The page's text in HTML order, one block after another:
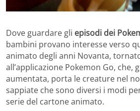
Dove guardare gli episodi dei
bambini provano interesse verso
animato degli anni Novanta,
all’applicazione Pokemon Go, che,
aumentata, porta le creature nel
sappiate che sono diversi i modi
serie del cartone animato.